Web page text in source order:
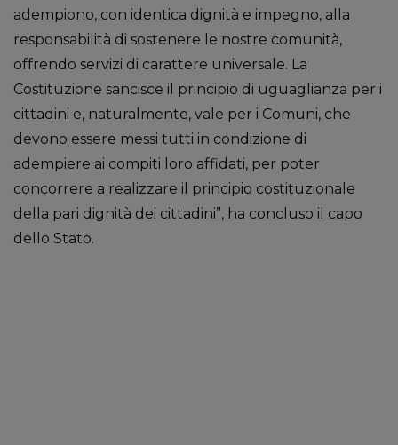
adempiono, con identica dignità e impegno, alla
responsabilità di sostenere le nostre comunità,
offrendo servizi di carattere universale. La
Costituzione sancisce il principio di uguaglianza per i
cittadini e, naturalmente, vale per i Comuni, che
devono essere messi tutti in condizione di
adempiere ai compiti loro affidati, per poter
concorrere a realizzare il principio costituzionale
della pari dignità dei cittadini”, ha concluso il capo
dello Stato.